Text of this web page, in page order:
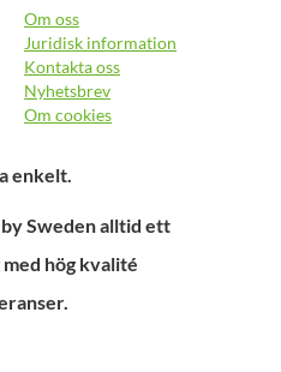
Om oss
Juridisk information
Kontakta oss
Nyhetsbrev
Om cookies
enkelt.
Sweden alltid ett
hög kvalité